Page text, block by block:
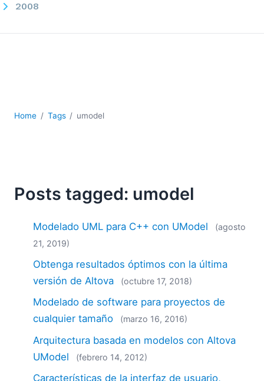
2008
Home Tags umodel
Posts tagged: umodel
Modelado UML para C++ con UModel
(agosto
21, 2019)
Obtenga resultados óptimos con la última
versión de Altova
(octubre 17, 2018)
Modelado de software para proyectos de
cualquier tamaño
(marzo 16, 2016)
Arquitectura basada en modelos con Altova
UModel
(febrero 14, 2012)
Características de la interfaz de usuario,